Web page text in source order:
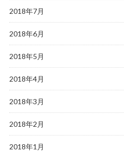
2018年7月
2018年6月
2018年5月
2018年4月
2018年3月
2018年2月
2018年1月